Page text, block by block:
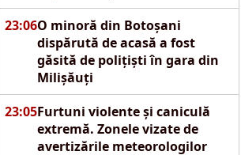
aflau s-a izbit de un pod
23:06O minoră din Botoșani
dispărută de acasă a fost
găsită de polițiști în gara din
Milișăuți
23:05Furtuni violente și caniculă
extremă. Zonele vizate de
avertizările meteorologilor